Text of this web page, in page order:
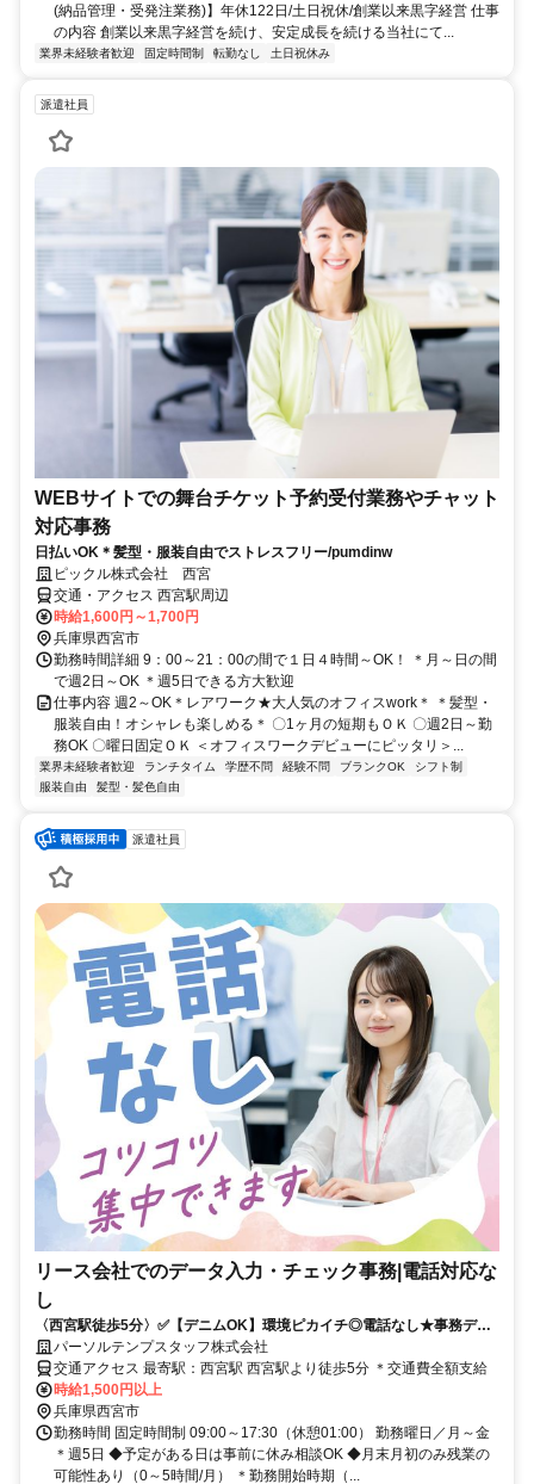
(納品管理・受発注業務)】年休122日/土日祝休/創業以来黒字経営 仕事
の内容 創業以来黒字経営を続け、安定成長を続ける当社にて...
業界未経験者歓迎 固定時間制 転勤なし 土日祝休み
派遣社員
WEBサイトでの舞台チケット予約受付業務やチャット
対応事務
日払いOK＊髪型・服装自由でストレスフリー/pumdinw
ピックル株式会社 西宮
交通・アクセス 西宮駅周辺
時給1,600円～1,700円
兵庫県西宮市
勤務時間詳細 9：00～21：00の間で１日４時間～OK！ ＊月～日の間
で週2日～OK ＊週5日できる方大歓迎
仕事内容 週2～OK＊レアワーク★大人気のオフィスwork＊ ＊髪型・
服装自由！オシャレも楽しめる＊ 〇1ヶ月の短期もＯＫ 〇週2日～勤
務OK 〇曜日固定ＯＫ ＜オフィスワークデビューにピッタリ＞...
業界未経験者歓迎 ランチタイム 学歴不問 経験不問 ブランクOK
シフト制
服装自由
髪型・髪色自由
派遣社員
リース会社でのデータ入力・チェック事務|電話対応な
し
〈西宮駅徒歩5分〉✅️【デニムOK】環境ピカイチ◎電話なし★事務デビ
ュー歓迎↑1500円
パーソルテンプスタッフ株式会社
交通アクセス 最寄駅：西宮駅 西宮駅より徒歩5分 ＊交通費全額支給
時給1,500円以上
兵庫県西宮市
勤務時間 固定時間制 09:00～17:30（休憩01:00） 勤務曜日／月～金
＊週5日 ◆予定がある日は事前に休み相談OK ◆月末月初のみ残業の
可能性あり（0～5時間/月） ＊勤務開始時期（...